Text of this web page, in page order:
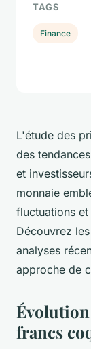
L'étude des
des
et
monnaie
fluctuations
Découvrez
analyses
approche de
francs
TAGS
Finance